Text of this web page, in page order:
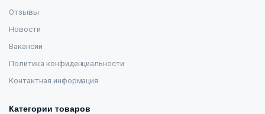
Отзывы
Новости
Вакансии
Политика конфиденциальности
Контактная информация
Категории товаров